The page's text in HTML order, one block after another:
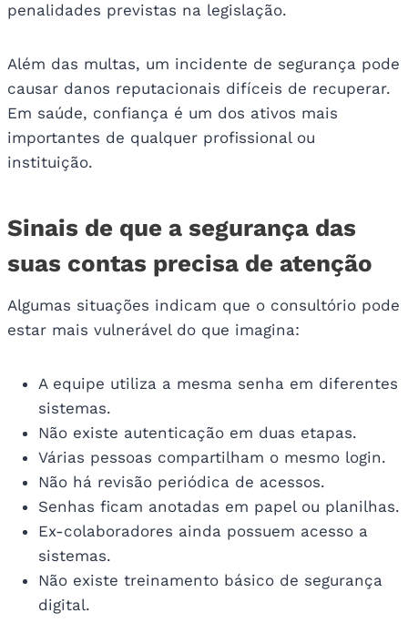
penalidades previstas na legislação.
Além das multas, um incidente de segurança pode
causar danos reputacionais difíceis de recuperar.
Em saúde, confiança é um dos ativos mais
importantes de qualquer profissional ou
instituição.
Sinais de que a segurança das
suas contas precisa de atenção
Algumas situações indicam que o consultório pode
estar mais vulnerável do que imagina:
A equipe utiliza a mesma senha em diferentes
sistemas.
Não existe autenticação em duas etapas.
Várias pessoas compartilham o mesmo login.
Não há revisão periódica de acessos.
Senhas ficam anotadas em papel ou planilhas.
Ex-colaboradores ainda possuem acesso a
sistemas.
Não existe treinamento básico de segurança
digital.